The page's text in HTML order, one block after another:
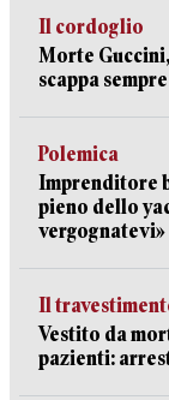
Il cordoglio
Morte
scappa
Polemica
Imprenditore
pieno dello
vergognatevi»
Il
Vestito da
pazienti: